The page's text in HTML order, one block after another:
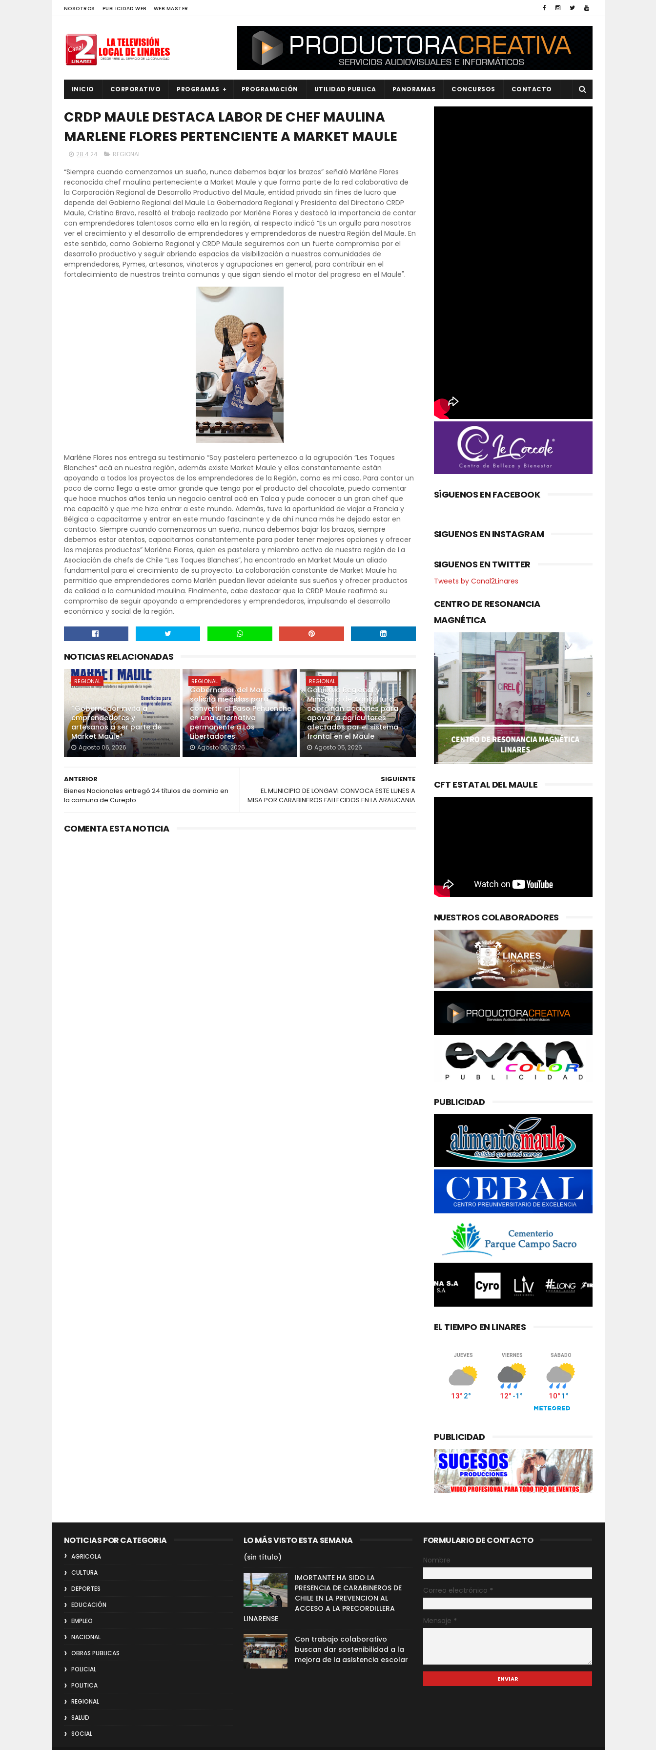
NOSOTROS PUBLICIDAD WEB WEB MASTER
INICIO CORPORATIVO PROGRAMAS PROGRAMACIÓN UTILIDAD PUBLICA PANORAMAS CONCURSOS CONTACTO
CRDP MAULE DESTACA LABOR DE CHEF MAULINA
MARLENE FLORES PERTENCIENTE A MARKET MAULE
28.4.24 REGIONAL
“Siempre cuando comenzamos un sueño, nunca debemos bajar los brazos” señaló Marléne Flores
reconocida chef maulina perteneciente a Market Maule y que forma parte de la red colaborativa de
la Corporación Regional de Desarrollo Productivo del Maule, entidad privada sin fines de lucro que
depende del Gobierno Regional del Maule La Gobernadora Regional y Presidenta del Directorio CRDP
Maule, Cristina Bravo, resaltó el trabajo realizado por Marléne Flores y destacó la importancia de contar
con emprendedores talentosos como ella en la región, al respecto indicó “Es un orgullo para nosotros
ver el crecimiento y el desarrollo de emprendedores y emprendedoras de nuestra Región del Maule. En
este sentido, como Gobierno Regional y CRDP Maule seguiremos con un fuerte compromiso por el
desarrollo productivo y seguir abriendo espacios de visibilización a nuestras comunidades de
emprendedores, Pymes, artesanos, viñateros y agrupaciones en general, para contribuir en el
fortalecimiento de nuestras treinta comunas y que sigan siendo el motor del progreso en el Maule".
Marléne Flores nos entrega su testimonio “Soy pastelera pertenezco a la agrupación “Les Toques
Blanches“ acá en nuestra región, además existe Market Maule y ellos constantemente están
apoyando a todos los proyectos de los emprendedores de la Región, como es mi caso. Para contar un
poco de como llego a este amor grande que tengo por el producto del chocolate, puedo comentar
que hace muchos años tenía un negocio central acá en Talca y pude conocer a un gran chef que
me capacitó y que me hizo entrar a este mundo. Además, tuve la oportunidad de viajar a Francia y
Bélgica a capacitarme y entrar en este mundo fascinante y de ahí nunca más he dejado estar en
contacto. Siempre cuando comenzamos un sueño, nunca debemos bajar los brazos, siempre
debemos estar atentos, capacitarnos constantemente para poder tener mejores opciones y ofrecer
los mejores productos” Marléne Flores, quien es pastelera y miembro activo de nuestra región de La
Asociación de chefs de Chile “Les Toques Blanches”, ha encontrado en Market Maule un aliado
fundamental para el crecimiento de su proyecto. La colaboración constante de Market Maule ha
permitido que emprendedores como Marlén puedan llevar adelante sus sueños y ofrecer productos
de calidad a la comunidad maulina. Finalmente, cabe destacar que la CRDP Maule reafirmó su
compromiso de seguir apoyando a emprendedores y emprendedoras, impulsando el desarrollo
económico y social de la región.
NOTICIAS RELACIONADAS
REGIONAL
*Gobernador invita a
emprendedores y
artesanos a ser parte de
Market Maule*
Agosto 06, 2026
REGIONAL
Gobernador del Maule
solicita medidas para
convertir al Paso Pehuenche
en una alternativa
permanente a Los
Libertadores
Agosto 06, 2026
REGIONAL
Gobierno Regional y
Ministerio de Agricultura
coordinan acciones para
apoyar a agricultores
afectados por el sistema
frontal en el Maule
Agosto 05, 2026
SIGUIENTE
EL MUNICIPIO DE LONGAVI CONVOCA ESTE LUNES A
MISA POR CARABINEROS FALLECIDOS EN LA ARAUCANIA
ANTERIOR
Bienes Nacionales entregó 24 títulos de dominio en
la comuna de Curepto
COMENTA ESTA NOTICIA
SÍGUENOS EN FACEBOOK
SIGUENOS EN INSTAGRAM
SIGUENOS EN TWITTER
Tweets by Canal2Linares
CENTRO DE RESONANCIA
MAGNÉTICA
CFT ESTATAL DEL MAULE
NUESTROS COLABORADORES
PUBLICIDAD
EL TIEMPO EN LINARES
PUBLICIDAD
NOTICIAS POR CATEGORIA
AGRICOLA
CULTURA
DEPORTES
EDUCACIÓN
EMPLEO
NACIONAL
OBRAS PUBLICAS
POLICIAL
POLITICA
REGIONAL
SALUD
SOCIAL
LO MÁS VISTO ESTA SEMANA
(sin título)
IMORTANTE HA SIDO LA
PRESENCIA DE CARABINEROS DE
CHILE EN LA PREVENCION AL
ACCESO A LA PRECORDILLERA
LINARENSE
Con trabajo colaborativo
buscan dar sostenibilidad a la
mejora de la asistencia escolar
FORMULARIO DE CONTACTO
Nombre
Correo electrónico *
Mensaje *